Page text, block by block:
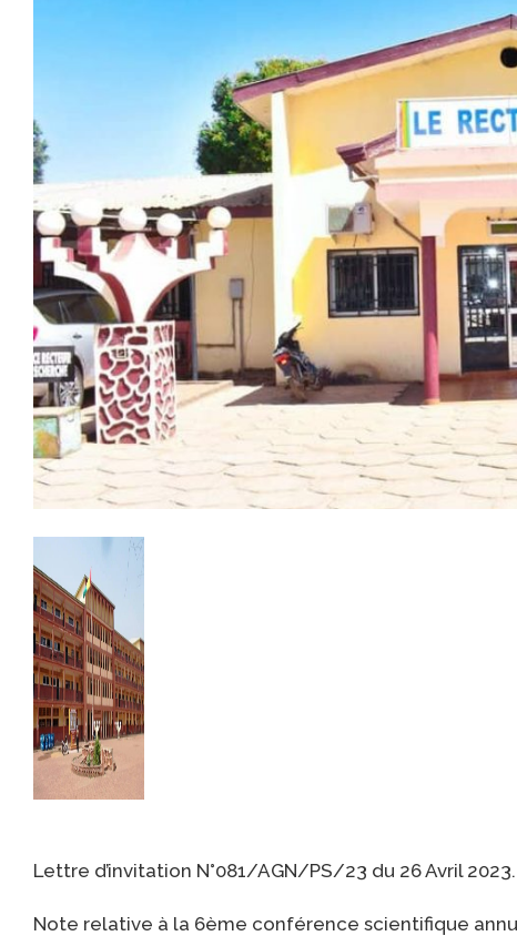
Lettre d’invitation N°081/AGN/PS/23 du 26 Avril 2023.
Note relative à la 6ème conférence scientifique